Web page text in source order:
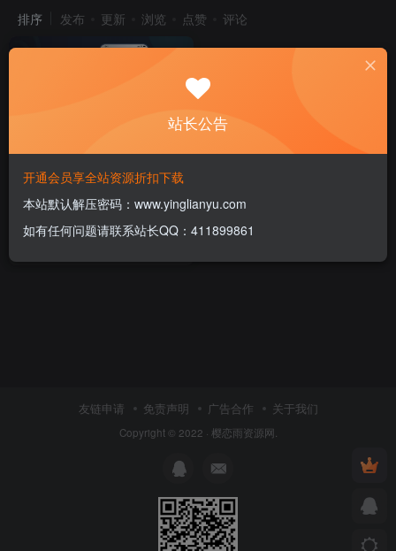
排序 发布 更新 浏览 点赞 评论
2022最新鸽哒即时通讯源码带
安卓、苹果、PC端（全开源）
+部署教程
付费资源 ￥199 APP源码
友链申请 免责声明 广告合作 关于我们
Copyright © 2022 · 樱恋雨资源网
站长公告
开通会员享全站资源折扣下载
本站默认解压密码：www.yinglianyu.com
如有任何问题请联系站长QQ：411899861